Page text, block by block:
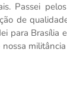
Passei
de
para Brasília